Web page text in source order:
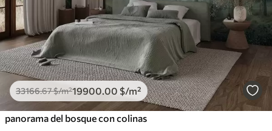
33166.67$/m²19900.00 $/m²
panorama del bosque con colinas